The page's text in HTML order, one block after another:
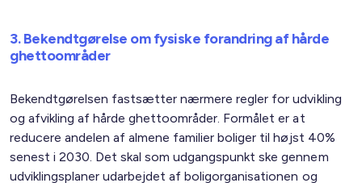
3. Bekendtgørelse om fysiske forandring af hårde
ghettoområder
Bekendtgørelsen fastsætter nærmere regler for udvikling
og afvikling af hårde ghettoområder. Formålet er at
reducere andelen af almene familier boliger til højst 40%
senest i 2030. Det skal som udgangspunkt ske gennem
udviklingsplaner udarbejdet af boligorganisationen og